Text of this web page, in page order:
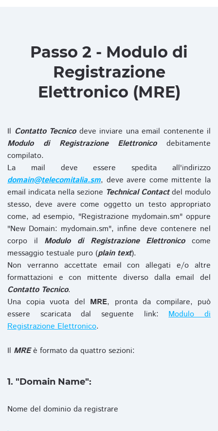
Passo 2 - Modulo di
Registrazione
Elettronico (MRE)
Il Contatto Tecnicodeve inviare una email contenente il
Modulo di Registrazione Elettronicodebitamente
compilato.
La mail deve essere spedita all'indirizzo
domain@telecomitalia.sm, deve avere come mittente la
email indicata nella sezione Technical Contactdel modulo
stesso, deve avere come oggetto un testo appropriato
come, ad esempio, "Registrazione mydomain.sm" oppure
"New Domain: mydomain.sm", infine deve contenere nel
corpo il Modulo di Registrazione Elettronicocome
messaggio testuale puro (plain text).
Non verranno accettate email con allegati e/o altre
formattazioni e con mittente diverso dalla email del
Contatto Tecnico.
Una copia vuota del MRE, pronta da compilare, può
essere scaricata dal seguente link:Modulo di
Registrazione Elettronico.
Il MREè formato da quattro sezioni:
1. "Domain Name":
Nome del dominio da registrare